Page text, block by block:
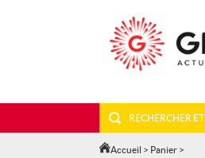
RECHERCHER
Accueil > Panier >